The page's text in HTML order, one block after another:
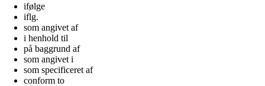
ifølge
iflg.
som angivet af
i henhold til
på baggrund af
som angivet i
som specificeret af
conform to